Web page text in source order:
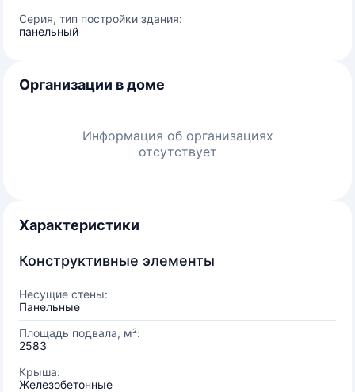
Серия, тип постройки здания:
панельный
Организации в доме
Информация об организациях
отсутствует
Характеристики
Конструктивные элементы
Несущие стены:
Панельные
Площадь подвала, м²:
2583
Крыша:
Железобетонные